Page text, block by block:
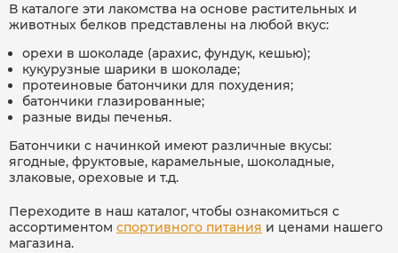
В каталоге эти лакомства на основе растительных и
животных белков представлены на любой вкус:
орехи в шоколаде (арахис, фундук, кешью);
кукурузные шарики в шоколаде;
протеиновые батончики для похудения;
батончики глазированные;
разные виды печенья.
Батончики с начинкой имеют различные вкусы:
ягодные, фруктовые, карамельные, шоколадные,
злаковые, ореховые и т.д.
Переходите в наш каталог, чтобы ознакомиться с
ассортиментом спортивного питания и ценами нашего
магазина.